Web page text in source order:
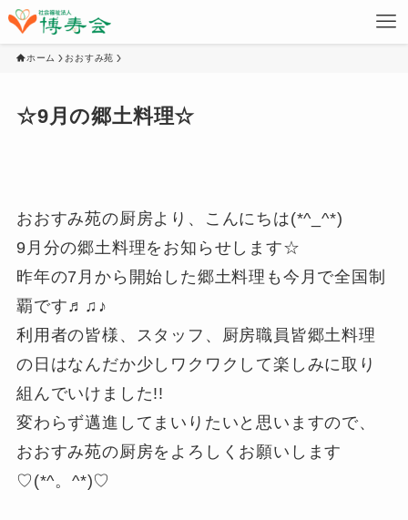
ホーム おおすみ苑
☆9月の郷土料理☆
おおすみ苑の厨房より、こんにちは(*^_^*)
9月分の郷土料理をお知らせします☆
昨年の7月から開始した郷土料理も今月で全国制
覇です♬♫♪
利用者の皆様、スタッフ、厨房職員皆郷土料理
の日はなんだか少しワクワクして楽しみに取り
組んでいけました!!
変わらず邁進してまいりたいと思いますので、
おおすみ苑の厨房をよろしくお願いします
♡(*^。^*)♡